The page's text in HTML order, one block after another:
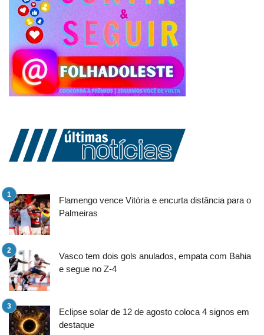
Flamengo vence Vitória e encurta distância para o
Palmeiras
Vasco tem dois gols anulados, empata com Bahia
e segue no Z-4
Eclipse solar de 12 de agosto coloca 4 signos em
destaque